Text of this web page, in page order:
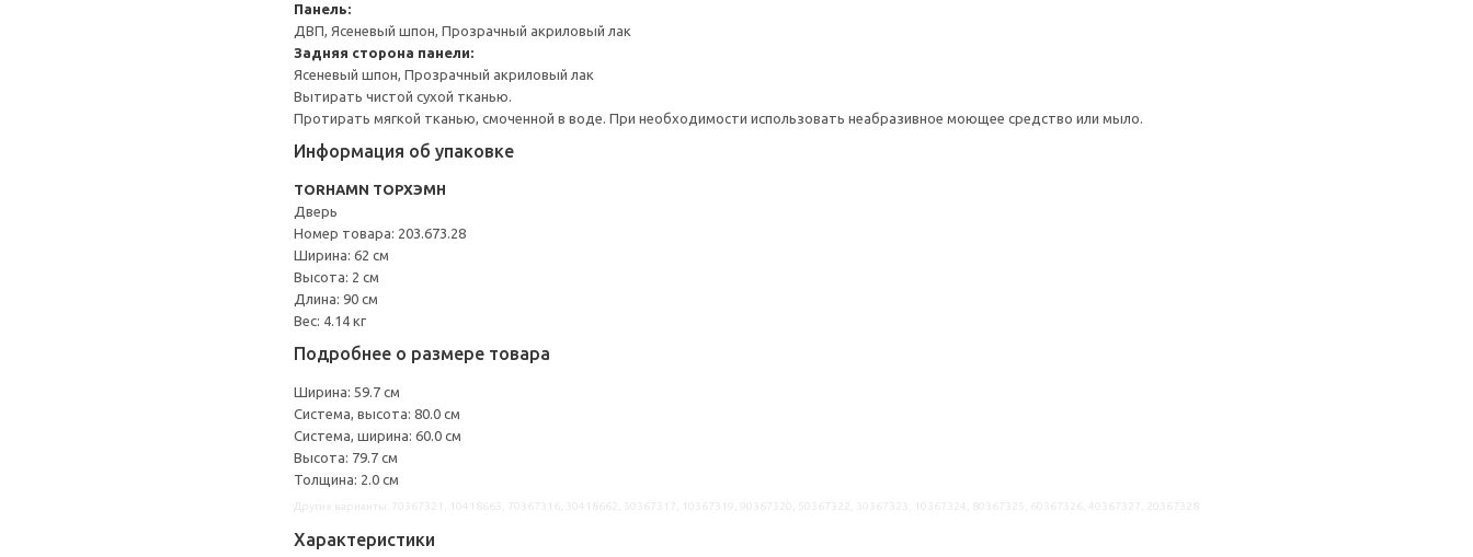
Панель:
ДВП, Ясеневый шпон, Прозрачный акриловый лак
Задняя сторона панели:
Ясеневый шпон, Прозрачный акриловый лак
Вытирать чистой сухой тканью.
Протирать мягкой тканью, смоченной в воде. При необходимости использовать неабразивное моющее средство или мыло.
Информация об упаковке
TORHAMN ТОРХЭМН
Дверь
Номер товара: 203.673.28
Ширина: 62 см
Высота: 2 см
Длина: 90 см
Вес: 4.14 кг
Подробнее о размере товара
Ширина: 59.7 см
Система, высота: 80.0 см
Система, ширина: 60.0 см
Высота: 79.7 см
Толщина: 2.0 см
Характеристики